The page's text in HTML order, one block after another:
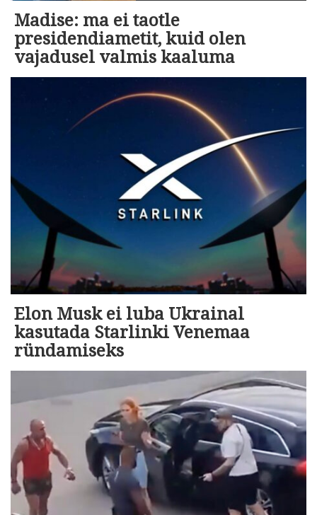
Madise: ma ei taotle
presidendiametit, kuid olen
vajadusel valmis kaaluma
Elon Musk ei luba Ukrainal
kasutada Starlinki Venemaa
ründamiseks